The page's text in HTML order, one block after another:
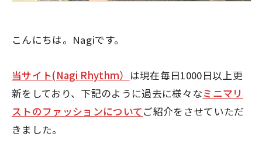
こんにちは。Nagiです。
当サイト(Nagi Rhythm） は現在毎日1000日以上更
新をしており、下記のように過去に様々なミニマリ
ストのファッションについてご紹介をさせていただ
きました。